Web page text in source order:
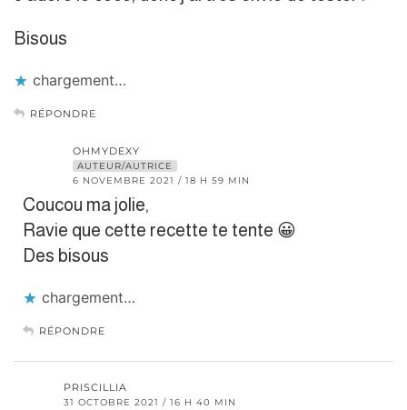
Bisous
chargement…
RÉPONDRE
OHMYDEXY
AUTEUR/AUTRICE
6 NOVEMBRE 2021 / 18 H 59 MIN
Coucou ma jolie,
Ravie que cette recette te tente 😀
Des bisous
chargement…
RÉPONDRE
PRISCILLIA
31 OCTOBRE 2021 / 16 H 40 MIN